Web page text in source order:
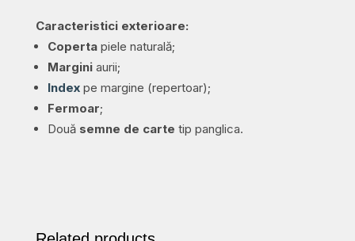
Caracteristici exterioare:
Copertapiele naturală;
Marginiaurii;
Index pe margine (repertoar);
Fermoar;
Douăsemne de carte tip panglica.